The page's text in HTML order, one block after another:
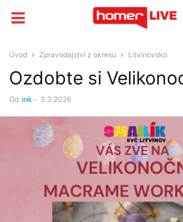
Úvod Zpravodajství z okresu Litvínovsko
Ozdobte si
Od ink - 3.3.2026